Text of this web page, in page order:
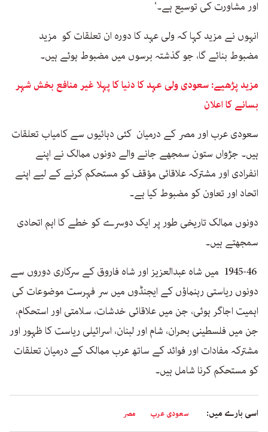
اور مشاورت کی توسیع ہے۔‘
انہوں نے مزید کہا کہ ولی عہد کا دورہ ان تعلقات کو مزید
مضبوط بنائے گا، جو گذشتہ برسوں میں مضبوط ہوئے ہیں۔
مزید پڑھیے: سعودی ولی عہد کا دنیا کا پہلا غیر منافع بخش شہر
بسانے کا اعلان
سعودی عرب اور مصر کے درمیان کئی دہائیوں سے کامیاب تعلقات
ہیں۔ جڑواں ستون سمجھے جانے والے دونوں ممالک نے اپنے
انفرادی اور مشترکہ علاقائی مؤقف کو مستحکم کرنے کے لیے اپنے
اتحاد اور تعاون کو مضبوط کیا ہے۔
دونوں ممالک تاریخی طور پر ایک دوسرے کو خطے کا اہم اتحادی
سمجھتے ہیں۔
1945-46 میں شاہ عبدالعزیز اور شاہ فاروق کے سرکاری دوروں سے
دونوں ریاستی رہنماؤں کے ایجنڈوں میں سر فہرست موضوعات کی
اہمیت اجاگر ہوئی، جن میں علاقائی خدشات، سلامتی اور استحکام،
جن میں فلسطینی بحران، شام اور لبنان، اسرائیلی ریاست کا ظہور اور
مشترکہ مفادات اور فوائد کے ساتھ عرب ممالک کے درمیان تعلقات
کو مستحکم کرنا شامل ہیں۔
اسی بارے میں: سعودی عرب مصر